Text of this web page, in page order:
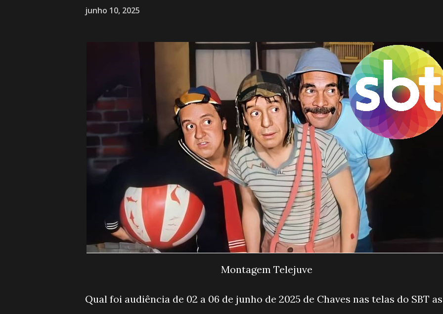
junho 10, 2025
Montagem Telejuve
Qual foi audiência de 02 a 06 de junho de 2025 de Chaves nas telas do SBT as